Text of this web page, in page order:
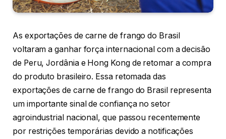
As exportações de carne de frango do Brasil
voltaram a ganhar força internacional com a decisão
de Peru, Jordânia e Hong Kong de retomar a compra
do produto brasileiro. Essa retomada das
exportações de carne de frango do Brasil representa
um importante sinal de confiança no setor
agroindustrial nacional, que passou recentemente
por restrições temporárias devido a notificações